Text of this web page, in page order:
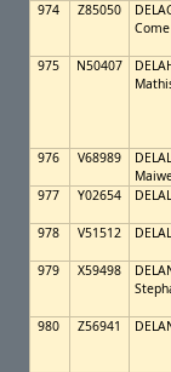
974 Z85050
Come
975 N50407
976 V68989
977 Y02654
978 V51512
979 X59498
980 Z56941